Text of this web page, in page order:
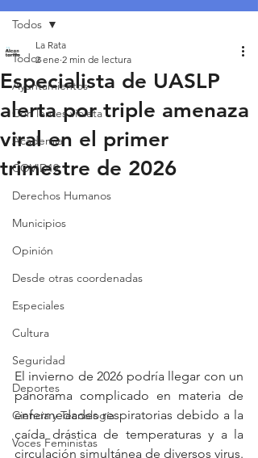
Todos
Ayuntamientos
Con lentes violeta
Academia
COVID19
Derechos Humanos
Municipios
Opinión
Desde otras coordenadas
Especiales
Cultura
Seguridad
Deportes
Ciencia y Tecnología
Voces Feministas
Todos
Especialista de UASLP
alerta por triple amenaza
viral en el primer
trimestre de 2026
La Rata
2 ene 2 min de lectura
El invierno de 2026 podría llegar con un
panorama complicado en materia de
enfermedades respiratorias debido a la
caída drástica de temperaturas y a la
circulación simultánea de diversos virus.